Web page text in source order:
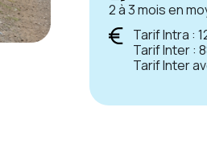
2 à 3 mois en
Tarif Intra :
Tarif Inter :
Tarif Inter